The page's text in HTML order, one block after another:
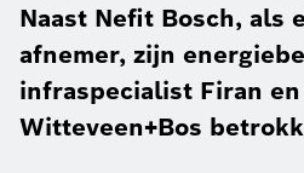
Naast Nefit Bosch, als
afnemer, zijn
infraspecialist Firan
Witteveen+Bos